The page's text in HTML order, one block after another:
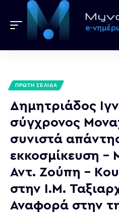
ΠΡΩΤΗ ΣΕΛΙΔΑ
Δημητριάδος
σύγχρονος
συνιστά
εκκοσμίκευση –
Αντ. Ζούπη –
στην Ι.Μ.
Αναφορά στην